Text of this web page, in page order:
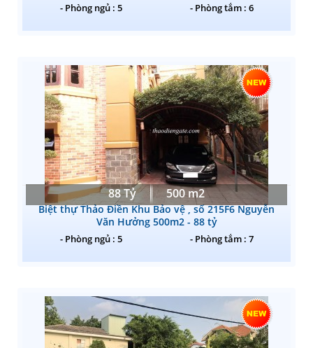
- Phòng ngủ : 5 - Phòng tắm : 6
88 Tỷ 500 m2
Biệt thự Thảo Điền Khu Bảo vệ , số 215F6 Nguyễn
Văn Hưởng 500m2 - 88 tỷ
- Phòng ngủ : 5 - Phòng tắm : 7